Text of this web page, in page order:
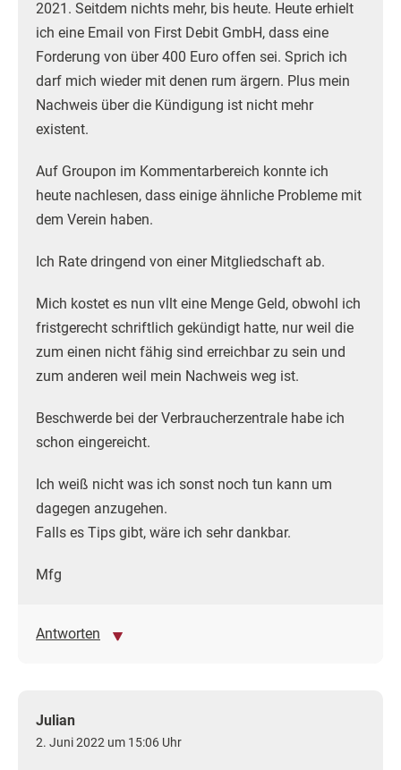
2021. Seitdem nichts mehr, bis heute. Heute erhielt
ich eine Email von First Debit GmbH, dass eine
Forderung von über 400 Euro offen sei. Sprich ich
darf mich wieder mit denen rum ärgern. Plus mein
Nachweis über die Kündigung ist nicht mehr
existent.
Auf Groupon im Kommentarbereich konnte ich
heute nachlesen, dass einige ähnliche Probleme mit
dem Verein haben.
Ich Rate dringend von einer Mitgliedschaft ab.
Mich kostet es nun vllt eine Menge Geld, obwohl ich
fristgerecht schriftlich gekündigt hatte, nur weil die
zum einen nicht fähig sind erreichbar zu sein und
zum anderen weil mein Nachweis weg ist.
Beschwerde bei der Verbraucherzentrale habe ich
schon eingereicht.
Ich weiß nicht was ich sonst noch tun kann um
dagegen anzugehen.
Falls es Tips gibt, wäre ich sehr dankbar.
Mfg
Antworten
Julian
2. Juni 2022 um 15:06 Uhr